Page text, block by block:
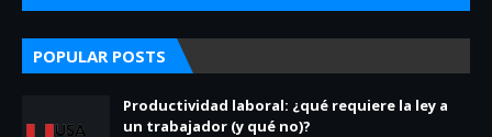
POPULAR POSTS
Productividad laboral: ¿qué requiere la ley a
un trabajador (y qué no)?